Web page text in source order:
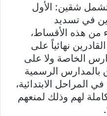
تشمل شقين: الأول
في تسديد
من هذه الأقساط،
نهائياً على
الخاصة ولا على
بالمدارس الرسمية
المراحل الابتدائية،
لهم وذلك لمنعهم